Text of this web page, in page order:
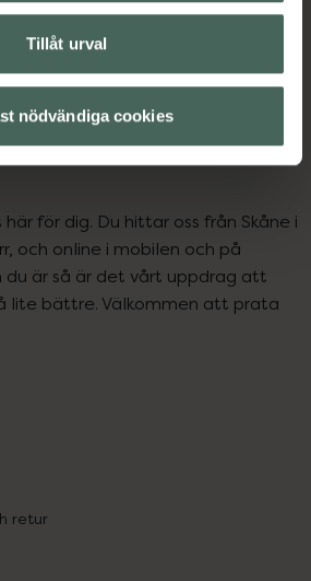
Tillåt urval
nödvändiga cookies
för dig. Du hittar oss från Skåne i
och online i mobilen och på
är så är det vårt uppdrag att
lite bättre. Välkommen att prata
retur